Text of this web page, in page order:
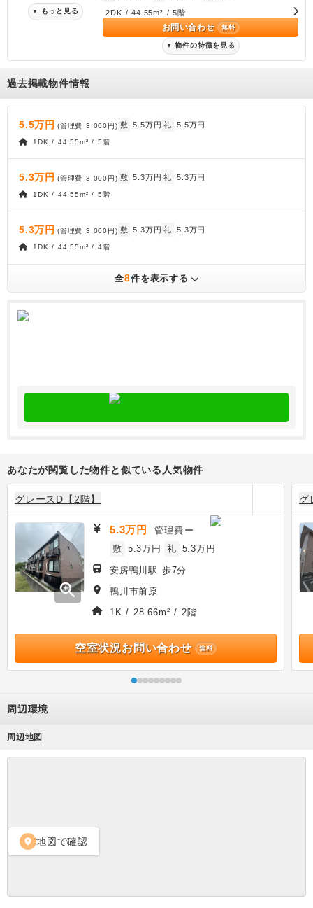
▼ もっと見る 2DK / 44.55m² / 5階
お問い合わせ 無料
▼ 物件の特徴を見る
過去掲載物件情報
5.5万円 (管理費 3,000円) 敷 5.5万円 礼 5.5万円
1DK / 44.55m² / 5階
5.3万円 (管理費 3,000円) 敷 5.3万円 礼 5.3万円
1DK / 44.55m² / 5階
5.3万円 (管理費 3,000円) 敷 5.3万円 礼 5.3万円
1DK / 44.55m² / 4階
全8件を表示する
あなたが閲覧した物件と似ている人気物件
グレースD【2階】
zoom_in
5.3万円 管理費 ー
敷 5.3万円 礼 5.3万円
安房鴨川駅 歩7分
鴨川市前原
1K / 28.66m² / 2階
空室状況お問い合わせ 無料
グ
周辺環境
周辺地図
location_on 地図で確認